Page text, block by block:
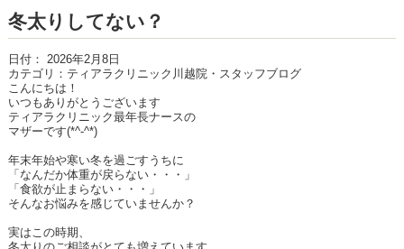
冬太りしてない？
日付： 2026年2月8日
カテゴリ： ティアラクリニック川越院・スタッフブログ
こんにちは！
いつもありがとうございます
ティアラクリニック最年長ナースの
マザーです(*^-^*)
年末年始や寒い冬を過ごすうちに
「なんだか体重が戻らない・・・」
「食欲が止まらない・・・」
そんなお悩みを感じていませんか？
実はこの時期、